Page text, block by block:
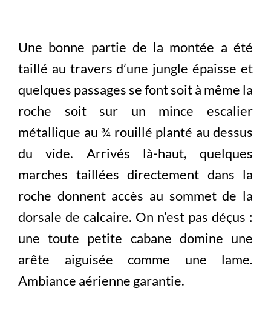
Une bonne partie de la montée a été
taillé au travers d’une jungle épaisse et
quelques passages se font soit à même la
roche soit sur un mince escalier
métallique au ¾ rouillé planté au dessus
du vide. Arrivés là-haut, quelques
marches taillées directement dans la
roche donnent accès au sommet de la
dorsale de calcaire. On n’est pas déçus :
une toute petite cabane domine une
arête aiguisée comme une lame.
Ambiance aérienne garantie.